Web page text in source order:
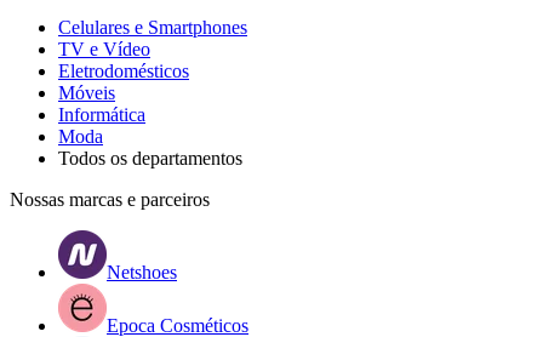
Celulares e Smartphones
TV e Vídeo
Eletrodomésticos
Móveis
Informática
Moda
Todos os departamentos
Nossas marcas e parceiros
Netshoes
Epoca Cosméticos